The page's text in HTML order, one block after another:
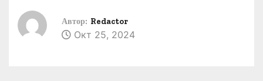
Автор: Redactor
Окт 25, 2024